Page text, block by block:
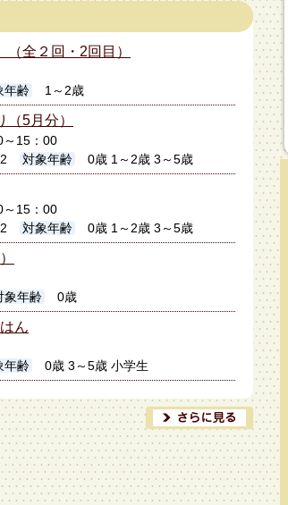
全２回・2回目）
年齢 1～2歳
（5月分）
～15：00
対象年齢 0歳 1～2歳 3～5歳
～15：00
対象年齢 0歳 1～2歳 3～5歳
象年齢 0歳
ん
年齢 0歳 3～5歳 小学生